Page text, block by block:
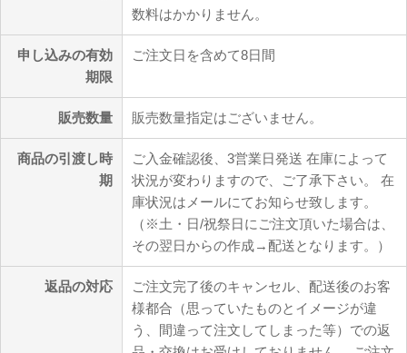
数料はかかりません。
申し込みの有効
期限
ご注文日を含めて8日間
販売数量 販売数量指定はございません。
商品の引渡し時
期
ご入金確認後、3営業日発送 在庫によって
状況が変わりますので、ご了承下さい。 在
庫状況はメールにてお知らせ致します。
（※土・日/祝祭日にご注文頂いた場合は、
その翌日からの作成→配送となります。）
返品の対応
ご注文完了後のキャンセル、配送後のお客
様都合（思っていたものとイメージが違
う、間違って注文してしまった等）での返